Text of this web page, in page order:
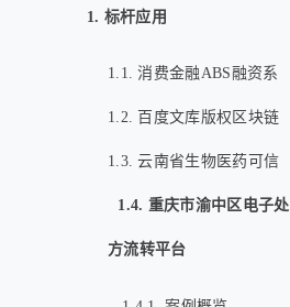
1. 标杆应用
1.1. 消费金融ABS融资系
统
1.2. 百度文库版权区块链
服务
1.3. 云南省生物医药可信
供应链金融平台
1.4. 重庆市渝中区电子处
方流转平台